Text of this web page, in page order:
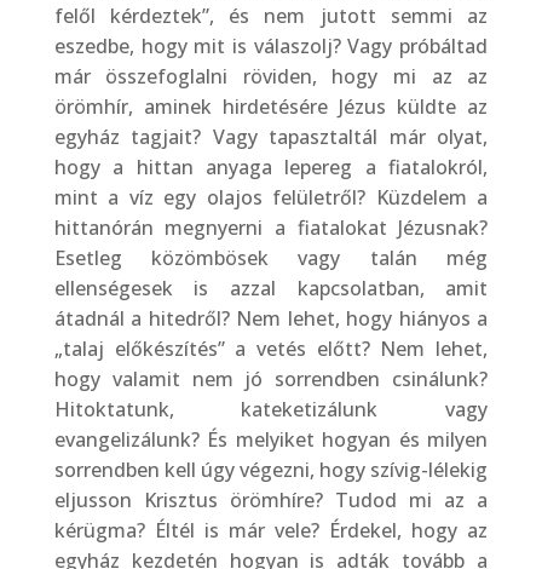
felől kérdeztek”, és nem jutott semmi az
eszedbe, hogy mit is válaszolj? Vagy próbáltad
már összefoglalni röviden, hogy mi az az
örömhír, aminek hirdetésére Jézus küldte az
egyház tagjait? Vagy tapasztaltál már olyat,
hogy a hittan anyaga lepereg a fiatalokról,
mint a víz egy olajos felületről? Küzdelem a
hittanórán megnyerni a fiatalokat Jézusnak?
Esetleg közömbösek vagy talán még
ellenségesek is azzal kapcsolatban, amit
átadnál a hitedről? Nem lehet, hogy hiányos a
„talaj előkészítés” a vetés előtt? Nem lehet,
hogy valamit nem jó sorrendben csinálunk?
Hitoktatunk, kateketizálunk vagy
evangelizálunk? És melyiket hogyan és milyen
sorrendben kell úgy végezni, hogy szívig-lélekig
eljusson Krisztus örömhíre? Tudod mi az a
kérügma? Éltél is már vele? Érdekel, hogy az
egyház kezdetén hogyan is adták tovább a